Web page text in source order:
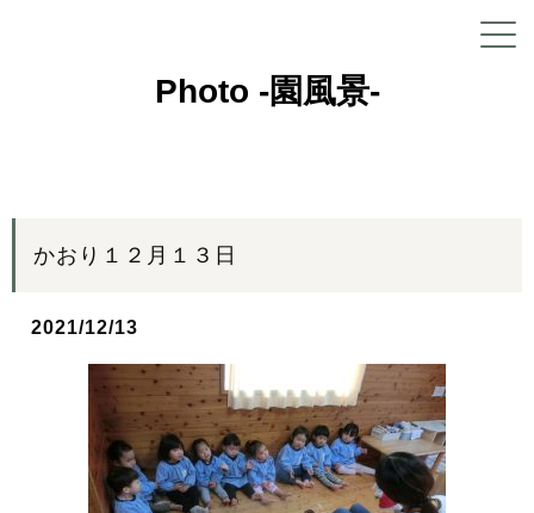
Photo -園風景-
かおり１２月１３日
2021/12/13